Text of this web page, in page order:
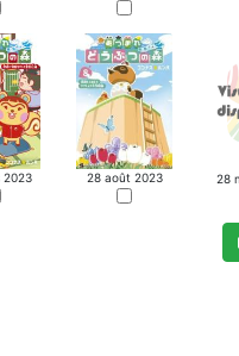
2023 28 août 2023 28